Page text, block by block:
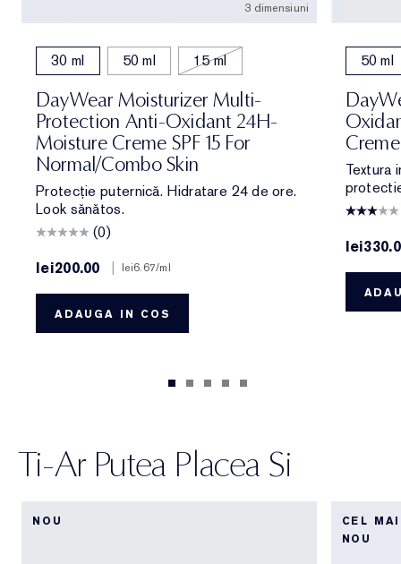
3 dimensiuni
30 ml 50 ml 15 ml
DayWear Moisturizer Multi-
Protection Anti-Oxidant 24H-
Moisture Creme SPF 15 For
Normal/Combo Skin
Protecție puternică. Hidratare 24 de ore.
Look sănătos.
(0)
lei200.00
| lei6.67/ml
ADAUGA IN COS
50 ml
Creme
Textura
Ti-Ar Putea Placea Si
NOU
CEL
NOU